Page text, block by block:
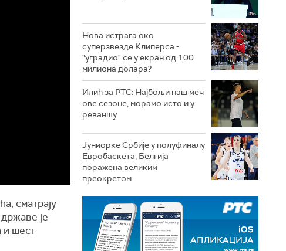
сматрају
је
и шест
Нова истрага око
суперзвезде Клиперса -
"уградио" се у екран од 100
милиона долара?
Илић за РТС: Најбољи наш меч
ове сезоне, морамо исто и у
реваншу
Јуниорке Србије у полуфиналу
Евробаскета, Белгија
поражена великим
преокретом